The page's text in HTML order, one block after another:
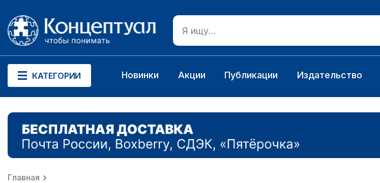
КАТЕГОРИИ Новинки Акции Публикации Издательство
Главная